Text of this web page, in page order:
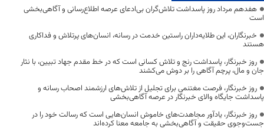
هفدهم مرداد روز پاسداشت تلاش‌گران بی‌ادعای عرصه اطلاع‌رسانی و آگاهی‌بخشی
است
خبرنگاران، این طلایه‌داران راستین خدمت در رسانه، انسان‌های پرتلاش و فداکاری
هستند
روز خبرنگار، پاسداشت رنج و تلاش کسانی است که در خط مقدم جهاد تبیین، با نثار
جان و مال، پرچم آگاهی را بر دوش می‌کشند
روز خبرنگار، فرصت مغتنمی برای تجلیل از تلاش‌های ارزشمند اصحاب رسانه و
پاسداشت جایگاه والای خبرنگار در عرصه آگاهی‌بخشی
روز خبرنگار، یادآور مجاهدت‌های خاموش انسان‌هایی است که رسالت خود را در
جست‌وجوی حقیقت و آگاهی‌بخشی به جامعه معنا کرده‌اند